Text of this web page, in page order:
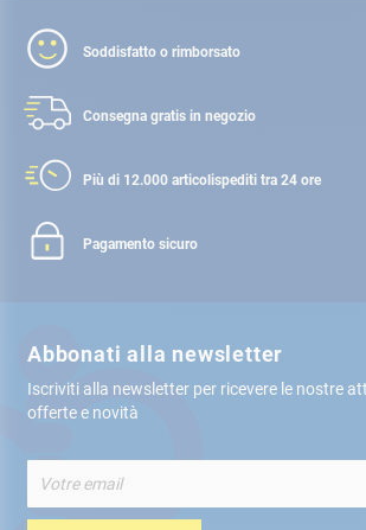
Soddisfatto o rimborsato
Consegna gratis in negozio
Più di 12.000 articolispediti tra 24 ore
Pagamento sicuro
Abbonati alla newsletter
Iscriviti alla newsletter per ricevere le nostre
offerte e novità
alla
nostra